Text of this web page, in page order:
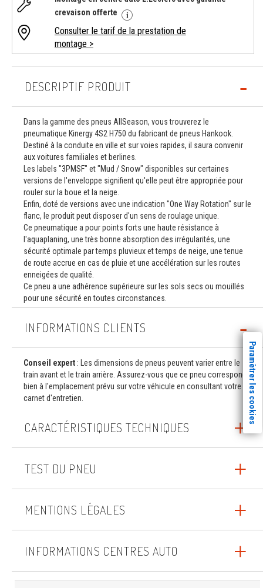
crevaison offerte
Consulter le tarif de la prestation de
montage >
DESCRIPTIF PRODUIT
Dans la gamme des pneus AllSeason, vous trouverez le
pneumatique Kinergy 4S2 H750 du fabricant de pneus Hankook.
Destiné à la conduite en ville et sur voies rapides, il saura convenir
aux voitures familiales et berlines.
Les labels "3PMSF" et "Mud / Snow" disponibles sur certaines
versions de l'enveloppe signifient qu'elle peut être appropriée pour
rouler sur la boue et la neige.
Enfin, doté de versions avec une indication "One Way Rotation" sur le
flanc, le produit peut disposer d'un sens de roulage unique.
Ce pneumatique a pour points forts une haute résistance à
l'aquaplaning, une très bonne absorption des irrégularités, une
sécurité optimale par temps pluvieux et temps de neige, une tenue
de route accrue en cas de pluie et une accélération sur les routes
enneigées de qualité.
Ce pneu a une adhérence supérieure sur les sols secs ou mouillés
pour une sécurité en toutes circonstances.
INFORMATIONS CLIENTS
Conseil expert : Les dimensions de pneus peuvent varier entre le
train avant et le train arrière. Assurez-vous que ce pneu correspond
bien à l'emplacement prévu sur votre véhicule en consultant votre
carnet d'entretien.
CARACTÉRISTIQUES TECHNIQUES
TEST DU PNEU
MENTIONS LÉGALES
INFORMATIONS CENTRES AUTO
Paramètrer les cookies